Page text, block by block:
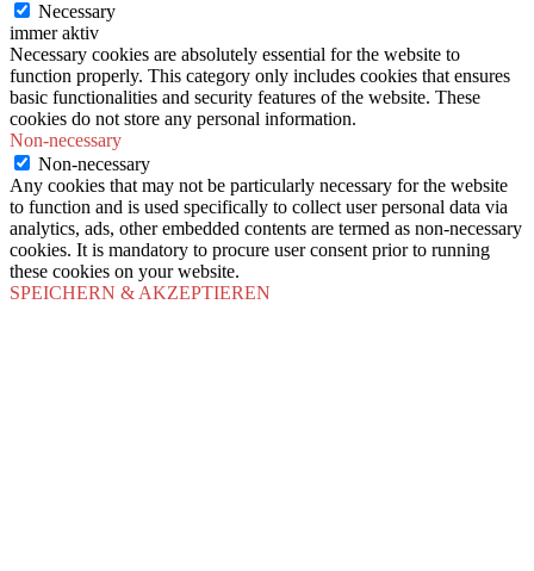
Necessary
immer aktiv
Necessary cookies are absolutely essential for the website to
function properly. This category only includes cookies that ensures
basic functionalities and security features of the website. These
cookies do not store any personal information.
Non-necessary
Non-necessary
Any cookies that may not be particularly necessary for the website
to function and is used specifically to collect user personal data via
analytics, ads, other embedded contents are termed as non-necessary
cookies. It is mandatory to procure user consent prior to running
these cookies on your website.
SPEICHERN & AKZEPTIEREN